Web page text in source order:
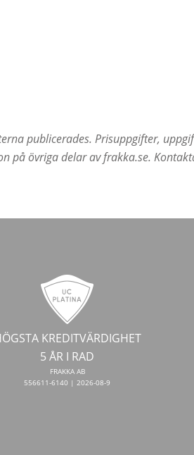
publicerades. Prisuppgifter,
på övriga delar av frakka.se.
KREDITVÄRDIGHET
5 ÅR I RAD
FRAKKA AB
556611-6140 | 2026-08-9